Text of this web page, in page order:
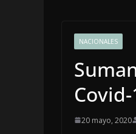
NACIONALES
20 mayo, 2020